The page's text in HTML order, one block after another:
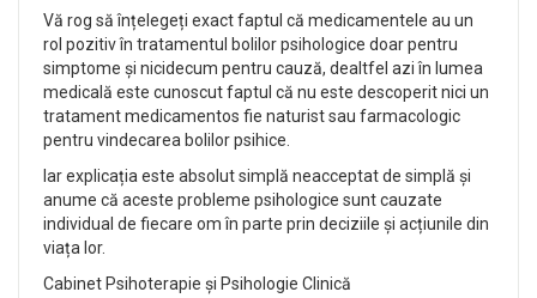
Vă rog să înțelegeți exact faptul că medicamentele au un
rol pozitiv în tratamentul bolilor psihologice doar pentru
simptome și nicidecum pentru cauză, dealtfel azi în lumea
medicală este cunoscut faptul că nu este descoperit nici un
tratament medicamentos fie naturist sau farmacologic
pentru vindecarea bolilor psihice.
Iar explicația este absolut simplă neacceptat de simplă și
anume că aceste probleme psihologice sunt cauzate
individual de fiecare om în parte prin deciziile și acțiunile din
viața lor.
Cabinet Psihoterapie și Psihologie Clinică